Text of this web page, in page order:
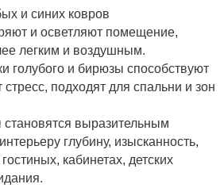
и синих ковров
и осветляют помещение,
легким и воздушным.
голубого и бирюзы способствуют
подходят для спальни и зон
выразительным
глубину, изысканность,
кабинетах, детских